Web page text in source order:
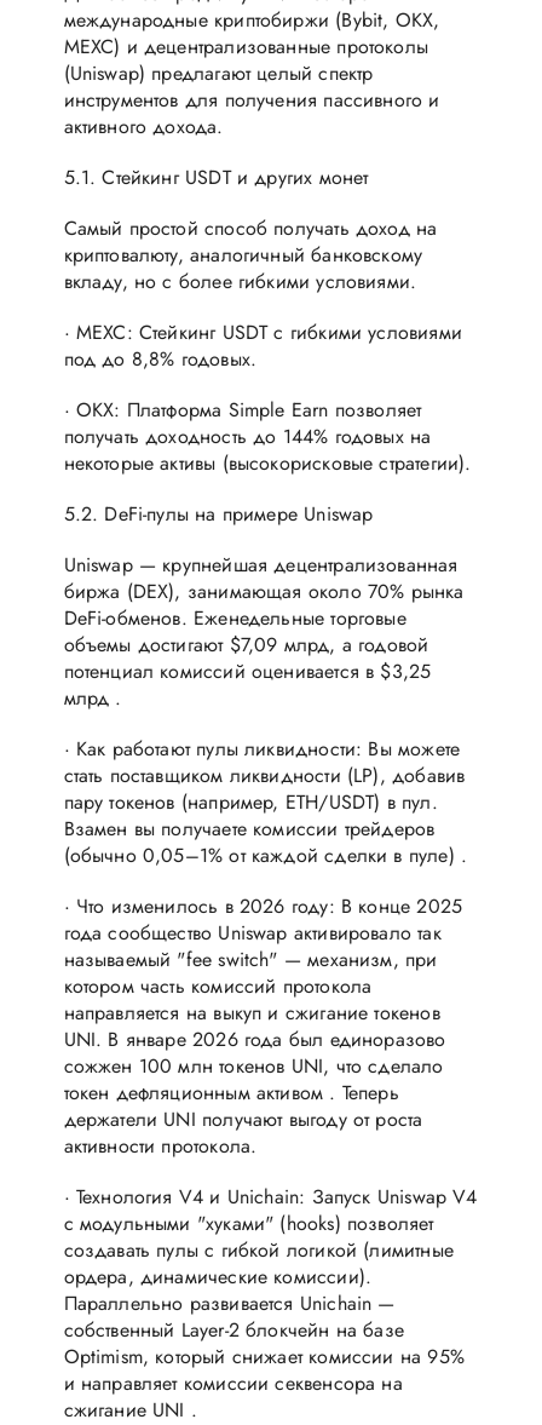
международные криптобиржи (Bybit, OKX,
MEXC) и децентрализованные протоколы
(Uniswap) предлагают целый спектр
инструментов для получения пассивного и
активного дохода.
5.1. Стейкинг USDT и других монет
Самый простой способ получать доход на
криптовалюту, аналогичный банковскому
вкладу, но с более гибкими условиями.
· MEXC: Стейкинг USDT с гибкими условиями
под до 8,8% годовых.
· OKX: Платформа Simple Earn позволяет
получать доходность до 144% годовых на
некоторые активы (высокорисковые стратегии).
5.2. DeFi-пулы на примере Uniswap
Uniswap — крупнейшая децентрализованная
биржа (DEX), занимающая около 70% рынка
DeFi-обменов. Еженедельные торговые
объемы достигают $7,09 млрд, а годовой
потенциал комиссий оценивается в $3,25
млрд .
· Как работают пулы ликвидности: Вы можете
стать поставщиком ликвидности (LP), добавив
пару токенов (например, ETH/USDT) в пул.
Взамен вы получаете комиссии трейдеров
(обычно 0,05–1% от каждой сделки в пуле) .
· Что изменилось в 2026 году: В конце 2025
года сообщество Uniswap активировало так
называемый "fee switch" — механизм, при
котором часть комиссий протокола
направляется на выкуп и сжигание токенов
UNI. В январе 2026 года был единоразово
сожжен 100 млн токенов UNI, что сделало
токен дефляционным активом . Теперь
держатели UNI получают выгоду от роста
активности протокола.
· Технология V4 и Unichain: Запуск Uniswap V4
с модульными "хуками" (hooks) позволяет
создавать пулы с гибкой логикой (лимитные
ордера, динамические комиссии).
Параллельно развивается Unichain —
собственный Layer-2 блокчейн на базе
Optimism, который снижает комиссии на 95%
и направляет комиссии секвенсора на
сжигание UNI .